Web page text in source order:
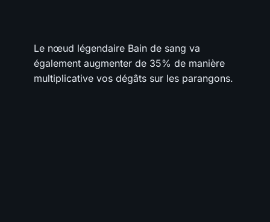
Le nœud légendaire Bain de sang va
également augmenter de 35% de manière
multiplicative vos dégâts sur les parangons.